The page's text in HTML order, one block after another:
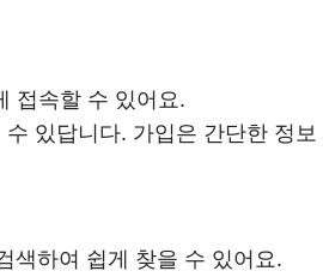
접속할 수 있어요.
있답니다. 가입은 간단한 정
색하여 쉽게 찾을 수 있어요.